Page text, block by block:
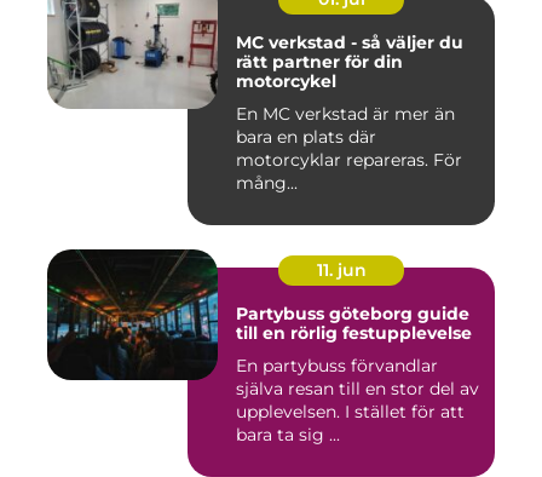
MC verkstad - så väljer du
rätt partner för din
motorcykel
En MC verkstad är mer än
bara en plats där
motorcyklar repareras. För
mång...
11. jun
Partybuss göteborg guide
till en rörlig festupplevelse
En partybuss förvandlar
själva resan till en stor del av
upplevelsen. I stället för att
bara ta sig ...